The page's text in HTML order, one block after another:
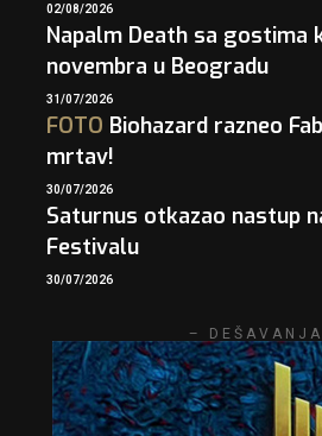
02/08/2026
Napalm Death sa gostima
novembra u Beogradu
31/07/2026
FOTO Biohazard razneo
mrtav!
30/07/2026
Saturnus otkazao nastup
Festivalu
30/07/2026
–